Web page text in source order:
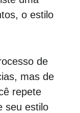
o estilo
de
mas de
repete
seu estilo